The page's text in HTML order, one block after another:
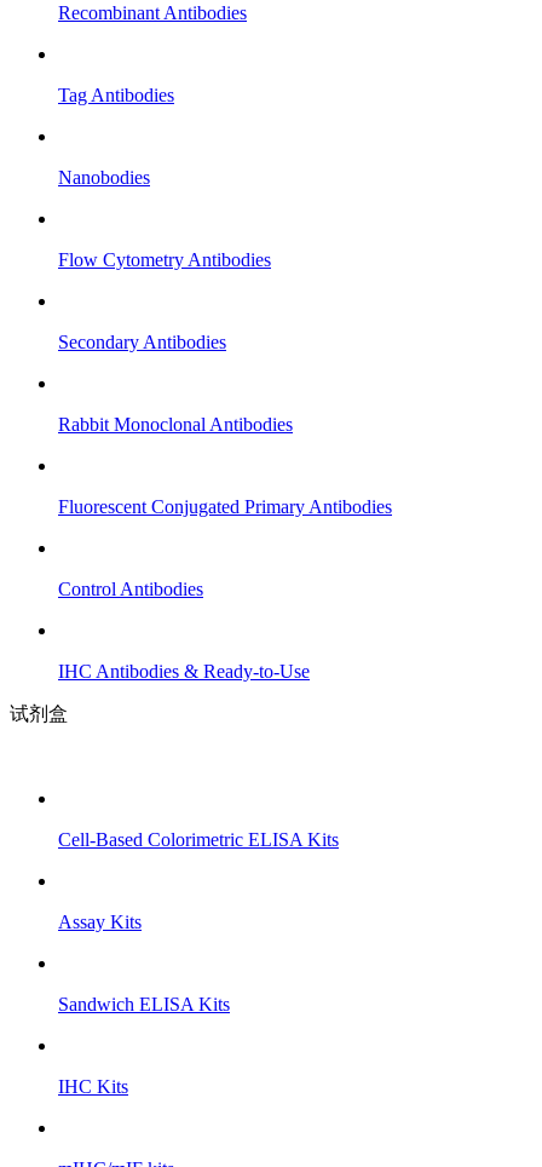
Recombinant Antibodies
Tag Antibodies
Nanobodies
Flow Cytometry Antibodies
Secondary Antibodies
Rabbit Monoclonal Antibodies
Fluorescent Conjugated Primary Antibodies
Control Antibodies
IHC Antibodies & Ready-to-Use
试剂盒
Cell-Based Colorimetric ELISA Kits
Assay Kits
Sandwich ELISA Kits
IHC Kits